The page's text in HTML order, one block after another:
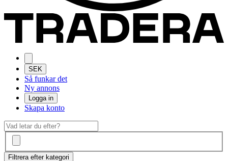
SEK
Så funkar det
Ny annons
Logga in
Skapa konto
Filtrera efter kategori